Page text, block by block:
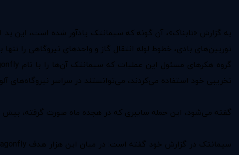
به گزارش «تابناک»،
توربین‌های بادی، خطوط لوله انتقال گاز و واحد‌‌های نیروگاهی را
تخریبی خود استفاده می‌کردند، می‌توانستند در سراسر نیروگاه‌های
گفته می‌شود، این حمله سایبری که در هجده ماه صورت گرفته‌، بیش از هزار سازمان و